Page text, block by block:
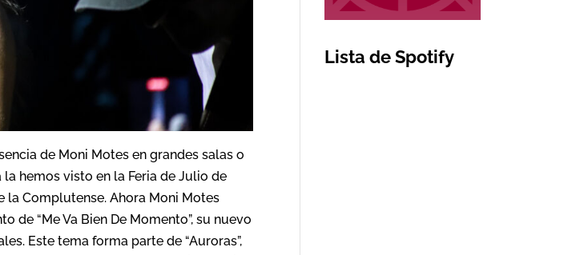
de Moni Motes en grandes salas o
hemos visto en la Feria de Julio de
la Complutense. Ahora Moni Motes
“Me Va Bien De Momento”, su nuevo
Este tema forma parte de “Auroras”,
Lista de Spotify